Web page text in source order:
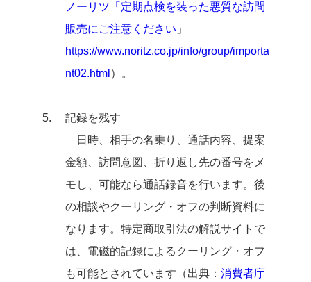
ノーリツ「定期点検を装った悪質な訪問
販売にご注意ください 」
https://www.noritz.co.jp/info/group/importa
nt02.html ）。
記録を残す
日時、相手の名乗り、通話内容、提案
金額、訪問意図、折り返し先の番号をメ
モし、可能なら通話録音を行います。後
の相談やクーリング・オフの判断資料に
なります。特定商取引法の解説サイトで
は、電磁的記録によるクーリング・オフ
も可能とされています（出典： 消費者庁